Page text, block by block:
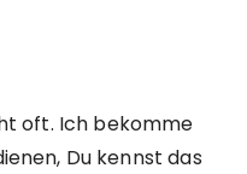
oft. Ich bekomme
Du kennst das